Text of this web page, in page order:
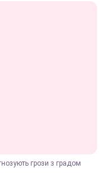
грози з градом